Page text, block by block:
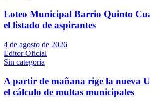
Loteo Municipal Barrio Quinto
el listado de aspirantes
4 de agosto de 2026
Editor Oficial
Sin categoría
A partir de mañana rige la nueva
el cálculo de multas municipales